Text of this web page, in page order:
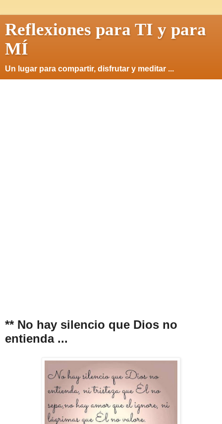
Reflexiones para TI y para
MÍ
Un lugar para compartir, disfrutar y meditar ...
** No hay silencio que Dios no
entienda ...